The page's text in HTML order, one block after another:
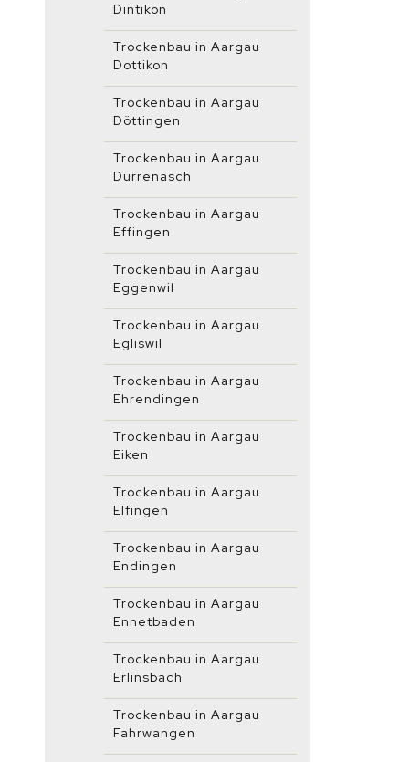
Dintikon
Trockenbau in Aargau
Dottikon
Trockenbau in Aargau
Döttingen
Trockenbau in Aargau
Dürrenäsch
Trockenbau in Aargau
Effingen
Trockenbau in Aargau
Eggenwil
Trockenbau in Aargau
Egliswil
Trockenbau in Aargau
Ehrendingen
Trockenbau in Aargau
Eiken
Trockenbau in Aargau
Elfingen
Trockenbau in Aargau
Endingen
Trockenbau in Aargau
Ennetbaden
Trockenbau in Aargau
Erlinsbach
Trockenbau in Aargau
Fahrwangen